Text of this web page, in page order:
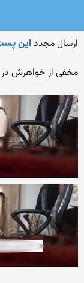
ارسال مجدداین
مخفی از خواهرش